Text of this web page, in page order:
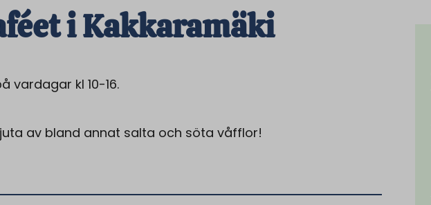
i Kakkaramäki
vardagar kl 10-16.
av bland annat salta och söta våfflor!